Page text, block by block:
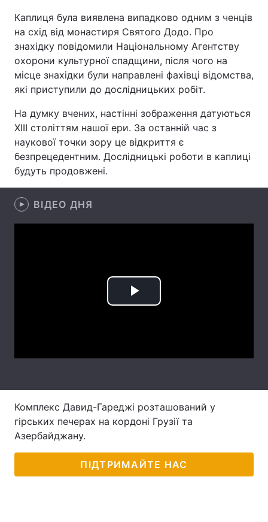
Техно і зв'язок Лайт
Інциденти
Здоров'я Туризм
Погода
Екологія Регіони
Лонгріди
Відео з Youtube
Інтерв'ю Думки
Тема оформлення
Каплиця була виявлена випадково одним з ченців
на схід від монастиря Святого Додо. Про
знахідку повідомили Національному Агентству
охорони культурної спадщини, після чого на
місце знахідки були направлені фахівці відомства,
які приступили до дослідницьких робіт.
На думку вчених, настінні зображення датуються
XIII століттям нашої ери. За останній час з
наукової точки зору це відкриття є
безпрецедентним. Дослідницькі роботи в каплиці
будуть продовжені.
ВІДЕО ДНЯ
Play
Комплекс Давид-Гареджі розташований у
гірських печерах на кордоні Грузії та
Азербайджану.
ПІДТРИМАЙТЕ НАС